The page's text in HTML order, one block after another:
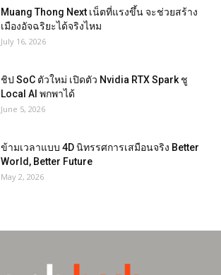
Muang Thong Next เน็ตที่แรงขึ้น จะช่วยสร้าง
เมืองอัจฉริยะได้จริงไหม
July 16, 2026
ชิป SoC ตัวใหม่ เปิดตัว Nvidia RTX Spark ชู
Local AI พกพาได้
June 5, 2026
ข้ามเวลาแบบ 4D นิทรรศการเสมือนจริง Better
World, Better Future
May 2, 2026